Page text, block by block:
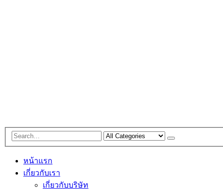
หน้าแรก
เกี่ยวกับเรา
เกี่ยวกับบริษัท